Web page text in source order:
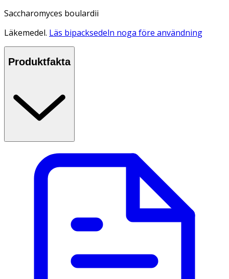
Saccharomyces boulardii
Läkemedel. Läs bipacksedeln noga före användning
Produktfakta